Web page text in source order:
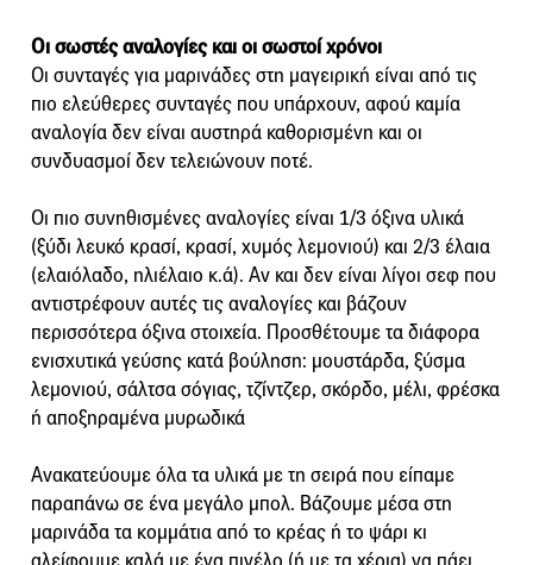
Οι σωστές αναλογίες και οι σωστοί χρόνοι
Οι συνταγές για μαρινάδες στη μαγειρική είναι από τις
πιο ελεύθερες συνταγές που υπάρχουν, αφού καμία
αναλογία δεν είναι αυστηρά καθορισμένη και οι
συνδυασμοί δεν τελειώνουν ποτέ.
Οι πιο συνηθισμένες αναλογίες είναι 1/3 όξινα υλικά
(ξύδι λευκό κρασί, κρασί, χυμός λεμονιού) και 2/3 έλαια
(ελαιόλαδο, ηλιέλαιο κ.ά). Αν και δεν είναι λίγοι σεφ που
αντιστρέφουν αυτές τις αναλογίες και βάζουν
περισσότερα όξινα στοιχεία. Προσθέτουμε τα διάφορα
ενισχυτικά γεύσης κατά βούληση: μουστάρδα, ξύσμα
λεμονιού, σάλτσα σόγιας, τζίντζερ, σκόρδο, μέλι, φρέσκα
ή αποξηραμένα μυρωδικά
Ανακατεύουμε όλα τα υλικά με τη σειρά που είπαμε
παραπάνω σε ένα μεγάλο μπολ. Βάζουμε μέσα στη
μαρινάδα τα κομμάτια από το κρέας ή το ψάρι κι